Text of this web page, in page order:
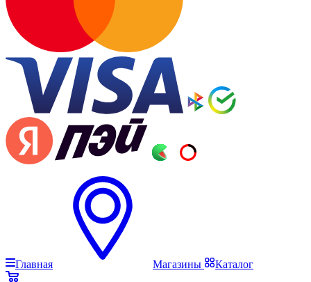
Главная Магазины Каталог